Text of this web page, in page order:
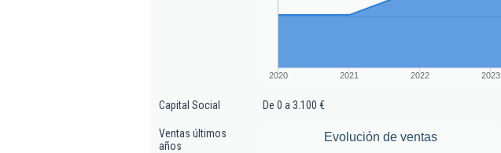
2020 2021 2022 2023
Capital Social De 0 a 3.100 €
Ventas últimos
años
Evolución de ventas